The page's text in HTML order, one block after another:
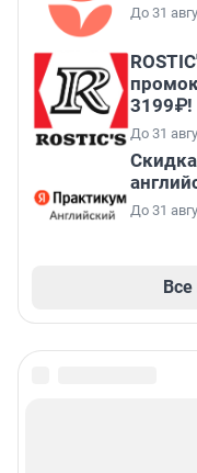
До 31
3199₽!
До 31
До 31